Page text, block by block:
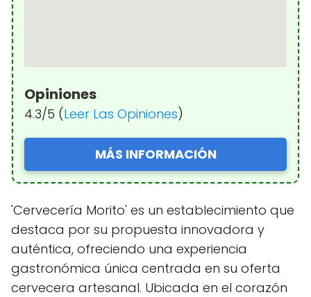
Opiniones
4.3/5 (Leer Las Opiniones)
MÁS INFORMACIÓN
'Cervecería Morito' es un establecimiento que
destaca por su propuesta innovadora y
auténtica, ofreciendo una experiencia
gastronómica única centrada en su oferta
cervecera artesanal. Ubicada en el corazón